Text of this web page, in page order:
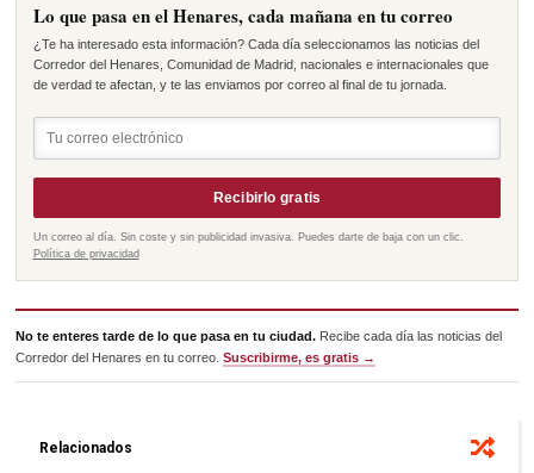
Lo que pasa en el Henares, cada mañana en tu correo
¿Te ha interesado esta información? Cada día seleccionamos las noticias del
Corredor del Henares, Comunidad de Madrid, nacionales e internacionales que
de verdad te afectan, y te las enviamos por correo al final de tu jornada.
Recibirlo gratis
Un correo al día. Sin coste y sin publicidad invasiva. Puedes darte de baja con un clic.
Política de privacidad
No te enteres tarde de lo que pasa en tu ciudad. Recibe cada día las noticias del
Corredor del Henares en tu correo.Suscribirme, es gratis →
Relacionados